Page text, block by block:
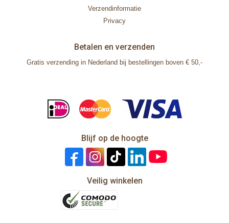
Verzendinformatie
Privacy
Betalen en verzenden
Gratis verzending in Nederland bij bestellingen boven € 50,-
Blijf op de hoogte
Veilig winkelen